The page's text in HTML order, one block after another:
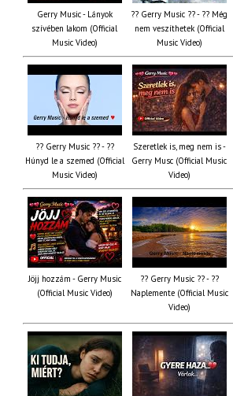
Gerry Music - Lányok
szívében lakom (Official
Music Video)
?? Gerry Music ?? - ?? Még
nem veszíthetek (Official
Music Video)
?? Gerry Music ?? - ??
Húnyd le a szemed (Official
Music Video)
Szeretlek is, meg nem is -
Gerry Musc (Official Music
Video)
Jöjj hozzám - Gerry Music
(Official Music Video)
?? Gerry Music ?? - ??
Naplemente (Official Music
Video)